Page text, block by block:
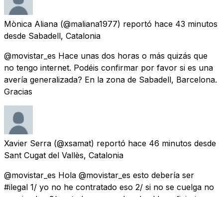
Mònica Aliana (@maliana1977) reportó hace 43 minutos
desde Sabadell, Catalonia
@movistar_es Hace unas dos horas o más quizás que
no tengo internet. Podéis confirmar por favor si es una
avería generalizada? En la zona de Sabadell, Barcelona.
Gracias
Xavier Serra (@xsamat) reportó hace 46 minutos desde
Sant Cugat del Vallès, Catalonia
@movistar_es Hola @movistar_es esto debería ser
#ilegal 1/ yo no he contratado eso 2/ si no se cuelga no